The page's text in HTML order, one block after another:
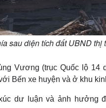
sau diện tích đất UBND
Vương (trục Quốc lộ 14
Bến xe huyện và ở khu
dư luận và ảnh hưởng